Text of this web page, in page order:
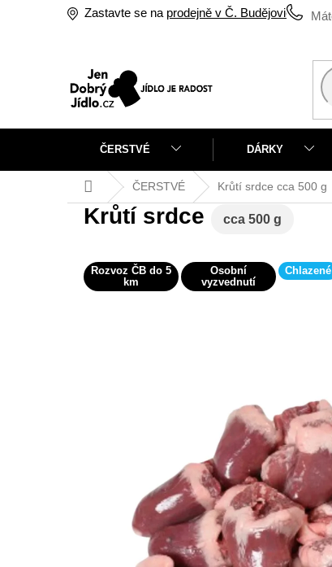
Zastavte se na prodejně v Č. Budějovicích
ČERSTVÉ DÁRKY
Domů ČERSTVÉ Krůtí srdce cca 500 g
Krůtí srdce cca 500 g
Rozvoz ČB do 5
km
Osobní
vyzvednutí
Chlazené